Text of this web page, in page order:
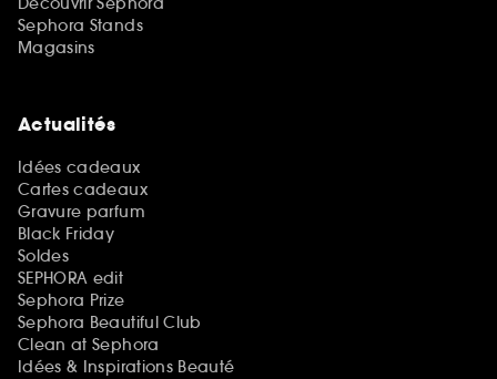
Sephora Stands
Magasins
Actualités
Idées cadeaux
Cartes cadeaux
Gravure parfum
Black Friday
Soldes
SEPHORA edit
Sephora Prize
Sephora Beautiful Club
Clean at Sephora
Idées & Inspirations Beauté